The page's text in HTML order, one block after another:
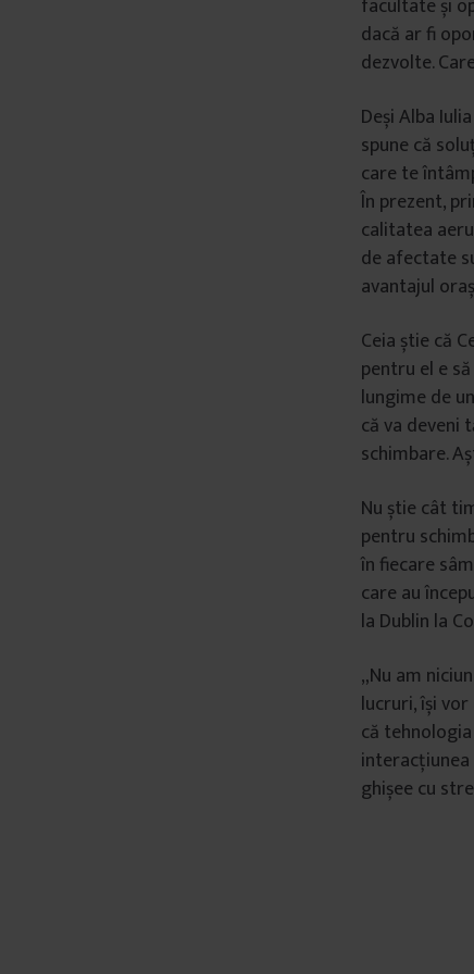
facultate și
dacă ar fi
dezvolte.
Deși Alba
spune că
care te
În prezent,
calitatea
de afectate
avantajul
Ceia știe că
pentru el e
lungime de
că va deveni
schimbare.
Nu știe cât
pentru
în fiecare
care au
la Dublin la
„Nu am
lucruri, își
că
ghișee cu